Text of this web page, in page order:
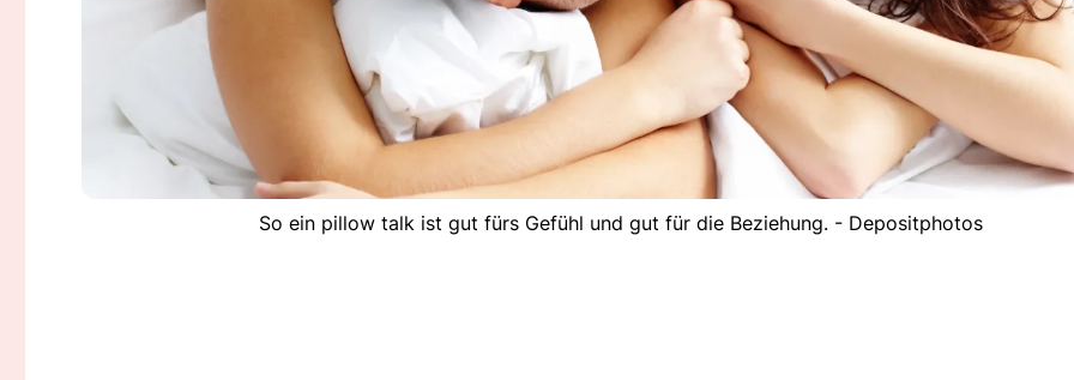
So ein pillow talk ist gut fürs Gefühl und gut für die Beziehung. - Depositphotos